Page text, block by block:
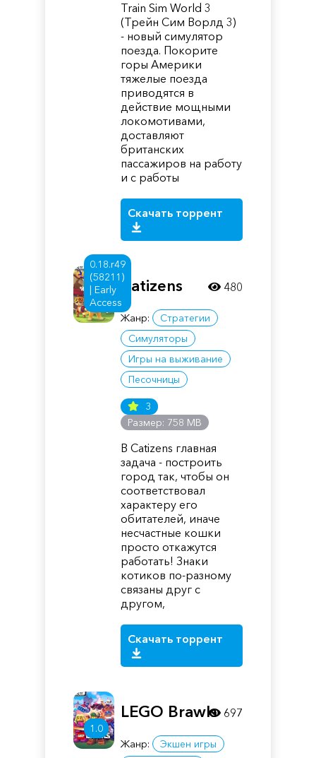
Train Sim World 3
(Трейн Сим Ворлд 3)
- новый симулятор
поезда. Покорите
горы Америки
тяжелые поезда
приводятся в
действие мощными
локомотивами,
доставляют
британских
пассажиров на работу
и с работы
Скачать торрент
0.18.r49
(58211)
| Early
Access
Catizens
Жанр:
Стратегии
Симуляторы
Игры на выживание
Песочницы
3
Размер: 758 MB
В Catizens главная
задача - построить
город так, чтобы он
соответствовал
характеру его
обитателей, иначе
несчастные кошки
просто откажутся
работать! Знаки
котиков по-разному
связаны друг с
другом,
Скачать торрент
480
1.0
LEGO Brawls
Жанр: Экшен игры
697